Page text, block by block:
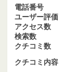
電話番号
ユーザー評価
アクセス数
検索数
クチコミ数
クチコミ内容